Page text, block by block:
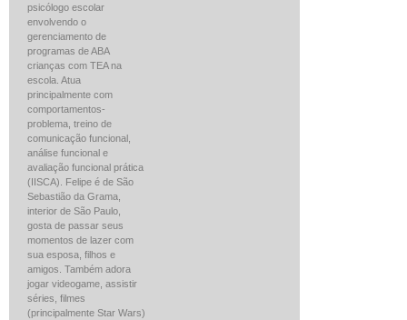
psicólogo escolar
envolvendo o
gerenciamento de
programas de ABA
crianças com TEA na
escola. Atua
principalmente com
comportamentos-
problema, treino de
comunicação funcional,
análise funcional e
avaliação funcional prática
(IISCA). Felipe é de São
Sebastião da Grama,
interior de São Paulo,
gosta de passar seus
momentos de lazer com
sua esposa, filhos e
amigos. Também adora
jogar videogame, assistir
séries, filmes
(principalmente Star Wars)